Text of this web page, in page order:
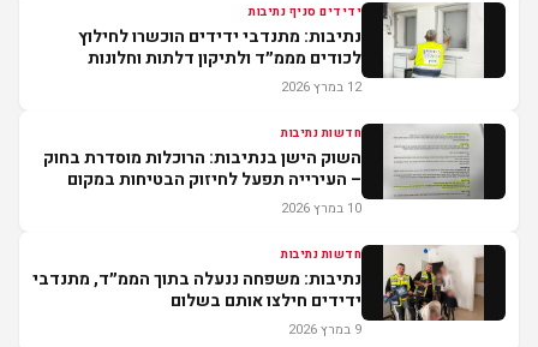
ידידים סניף נתיבות
נתיבות: מתנדבי ידידים הוכשרו לחילוץ
לכודים מממ״ד ולתיקון דלתות וחלונות
תקולים
12 במרץ 2026
חדשות נתיבות
השוק הישן בנתיבות: הרוכלות מוסדרת בחוק
– העירייה תפעל לחיזוק הבטיחות במקום
10 במרץ 2026
חדשות נתיבות
נתיבות: משפחה ננעלה בתוך הממ״ד, מתנדבי
ידידים חילצו אותם בשלום
9 במרץ 2026